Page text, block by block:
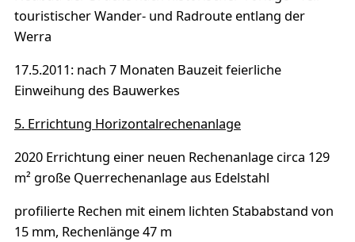
touristischer Wander- und Radroute entlang der
Werra
17.5.2011: nach 7 Monaten Bauzeit feierliche
Einweihung des Bauwerkes
5. Errichtung Horizontalrechenanlage
2020 Errichtung einer neuen Rechenanlage circa 129
m² große Querrechenanlage aus Edelstahl
profilierte Rechen mit einem lichten Stababstand von
15 mm, Rechenlänge 47 m